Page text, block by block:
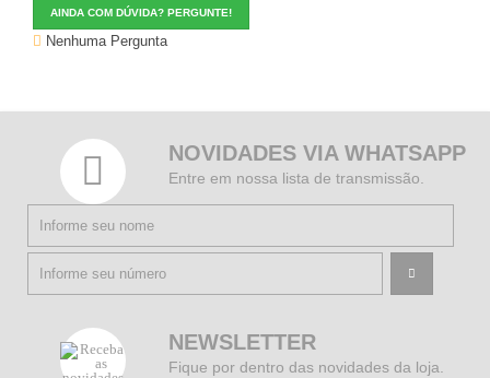
AINDA COM DÚVIDA? PERGUNTE!
Nenhuma Pergunta
NOVIDADES VIA WHATSAPP
Entre em nossa lista de transmissão.
NEWSLETTER
Fique por dentro das novidades da loja.